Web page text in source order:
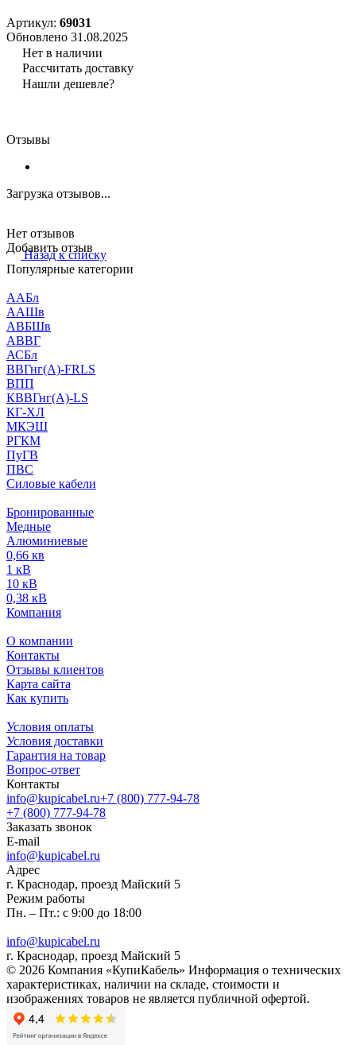
Артикул: 69031
Обновлено 31.08.2025
Нет в наличии
Рассчитать доставку
Нашли дешевле?
Отзывы
Загрузка отзывов...
Нет отзывов
Добавить отзыв
Назад к списку
Популярные категории
ААБл
ААШв
АВБШв
АВВГ
АСБл
ВВГнг(А)-FRLS
ВПП
КВВГнг(А)-LS
КГ-ХЛ
МКЭШ
РГКМ
ПуГВ
ПВС
Силовые кабели
Бронированные
Медные
Алюминиевые
0,66 кв
1 кВ
10 кВ
0,38 кВ
Компания
О компании
Контакты
Отзывы клиентов
Карта сайта
Как купить
Условия оплаты
Условия доставки
Гарантия на товар
Вопрос-ответ
Контакты
info@kupicabel.ru+7 (800) 777-94-78
+7 (800) 777-94-78
Заказать звонок
E-mail
info@kupicabel.ru
Адрес
г. Краснодар, проезд Майский 5
Режим работы
Пн. – Пт.: с 9:00 до 18:00
info@kupicabel.ru
г. Краснодар, проезд Майский 5
© 2026 Компания «КупиКабель» Информация о технических
характеристиках, наличии на складе, стоимости и
изображениях товаров не является публичной офертой.